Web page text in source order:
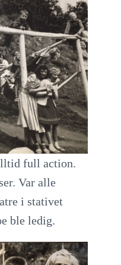
full action.
Var alle
i stativet
ble ledig.